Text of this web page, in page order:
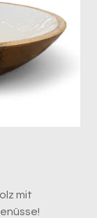
mit